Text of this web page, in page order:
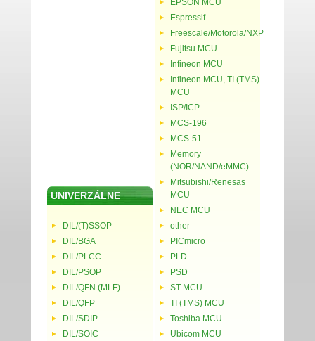
UNIVERZÁLNE
DIL/(T)SSOP
DIL/BGA
DIL/PLCC
DIL/PSOP
DIL/QFN (MLF)
DIL/QFP
DIL/SDIP
DIL/SOIC
EPSON MCU
Espressif
Freescale/Motorola/NXP
Fujitsu MCU
Infineon MCU
Infineon MCU, TI (TMS)
MCU
ISP/ICP
MCS-196
MCS-51
Memory
(NOR/NAND/eMMC)
Mitsubishi/Renesas
MCU
NEC MCU
other
PICmicro
PLD
PSD
ST MCU
TI (TMS) MCU
Toshiba MCU
Ubicom MCU